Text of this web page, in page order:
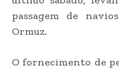
passagem de
Ormuz.
O fornecimento de